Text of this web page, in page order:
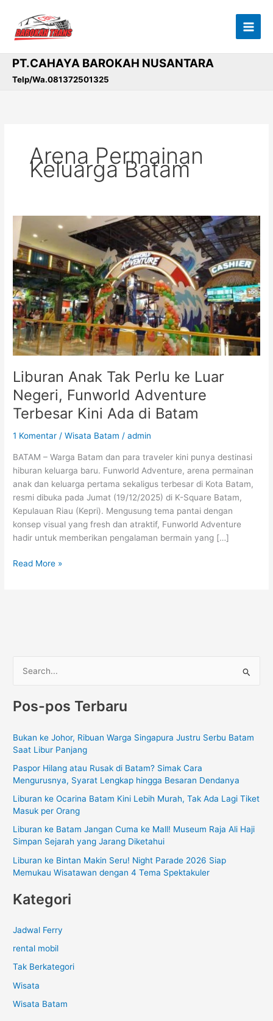
konten
PT.CAHAYA BAROKAH NUSANTARA
Telp/Wa.081372501325
Arena Permainan
Keluarga Batam
Liburan Anak Tak Perlu ke Luar
Negeri, Funworld Adventure
Terbesar Kini Ada di Batam
1 Komentar /Wisata Batam /admin
BATAM – Warga Batam dan para traveler kini punya destinasi
hiburan keluarga baru. Funworld Adventure, arena permainan
anak dan keluarga pertama sekaligus terbesar di Kota Batam,
resmi dibuka pada Jumat (19/12/2025) di K-Square Batam,
Kepulauan Riau (Kepri). Mengusung tema pantai dengan
konsep visual yang fresh dan atraktif, Funworld Adventure
hadir untuk memberikan pengalaman bermain yang […]
Liburan
Anak
Tak
Perlu
ke
Luar
Negeri,
Funworld
Adventure
Terbesar
Kini
Ada
di
Batam
Read More »
r
u
n
t
k
Pos-pos Terbaru
Bukan ke Johor, Ribuan Warga Singapura Justru Serbu Batam
Saat Libur Panjang
Paspor Hilang atau Rusak di Batam? Simak Cara
Mengurusnya, Syarat Lengkap hingga Besaran Dendanya
Liburan ke Ocarina Batam Kini Lebih Murah, Tak Ada Lagi Tiket
Masuk per Orang
Liburan ke Batam Jangan Cuma ke Mall! Museum Raja Ali Haji
Simpan Sejarah yang Jarang Diketahui
Liburan ke Bintan Makin Seru! Night Parade 2026 Siap
Memukau Wisatawan dengan 4 Tema Spektakuler
Kategori
Jadwal Ferry
rental mobil
Tak Berkategori
Wisata
Wisata Batam